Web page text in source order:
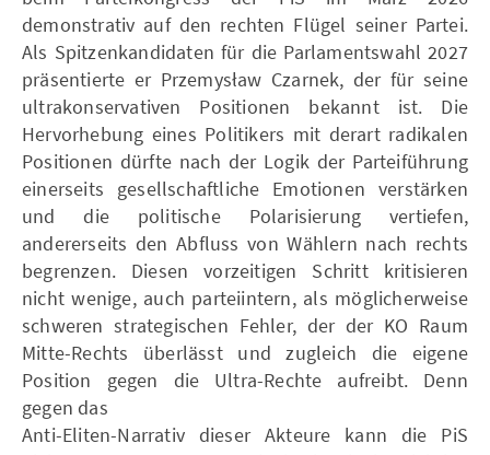
demonstrativ auf den rechten Flügel seiner Partei.
Als Spitzenkandidaten für die Parlamentswahl 2027
präsentierte er Przemysław Czarnek, der für seine
ultrakonservativen Positionen bekannt ist. Die
Hervorhebung eines Politikers mit derart radikalen
Positionen dürfte nach der Logik der Parteiführung
einerseits gesellschaftliche Emotionen verstärken
und die politische Polarisierung vertiefen,
andererseits den Abfluss von Wählern nach rechts
begrenzen. Diesen vorzeitigen Schritt kritisieren
nicht wenige, auch parteiintern, als möglicherweise
schweren strategischen Fehler, der der KO Raum
Mitte-Rechts überlässt und zugleich die eigene
Position gegen die Ultra-Rechte aufreibt. Denn
gegen das
Anti-Eliten-Narrativ dieser Akteure kann die PiS